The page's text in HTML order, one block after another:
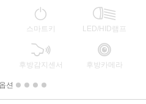
스마트키 LED/HID램프
후방감지센서 후방카메라
션